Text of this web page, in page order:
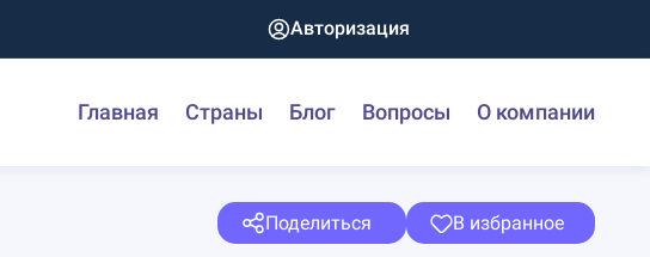
Авторизация
Главная Страны Блог Вопросы О компании
Поделиться В избранное